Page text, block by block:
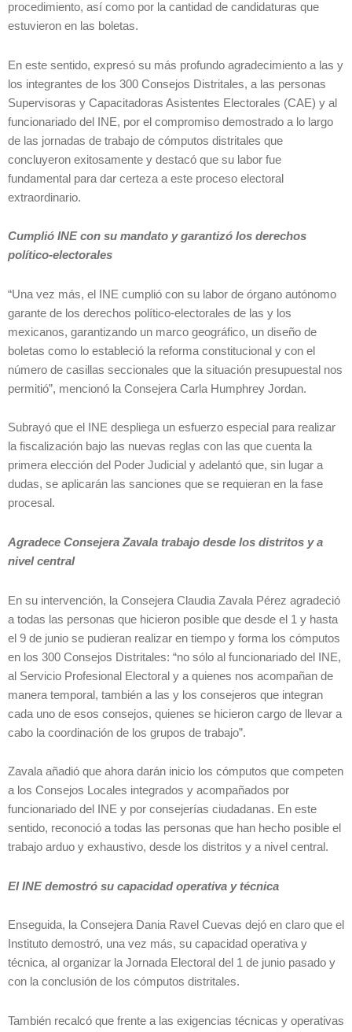
procedimiento, así como por la cantidad de candidaturas que
estuvieron en las boletas.
En este sentido, expresó su más profundo agradecimiento a las y
los integrantes de los 300 Consejos Distritales, a las personas
Supervisoras y Capacitadoras Asistentes Electorales (CAE) y al
funcionariado del INE, por el compromiso demostrado a lo largo
de las jornadas de trabajo de cómputos distritales que
concluyeron exitosamente y destacó que su labor fue
fundamental para dar certeza a este proceso electoral
extraordinario.
Cumplió INE con su mandato y garantizó los derechos
político-electorales
“Una vez más, el INE cumplió con su labor de órgano autónomo
garante de los derechos político-electorales de las y los
mexicanos, garantizando un marco geográfico, un diseño de
boletas como lo estableció la reforma constitucional y con el
número de casillas seccionales que la situación presupuestal nos
permitió”, mencionó la Consejera Carla Humphrey Jordan.
Subrayó que el INE despliega un esfuerzo especial para realizar
la fiscalización bajo las nuevas reglas con las que cuenta la
primera elección del Poder Judicial y adelantó que, sin lugar a
dudas, se aplicarán las sanciones que se requieran en la fase
procesal.
Agradece Consejera Zavala trabajo desde los distritos y a
nivel central
En su intervención, la Consejera Claudia Zavala Pérez agradeció
a todas las personas que hicieron posible que desde el 1 y hasta
el 9 de junio se pudieran realizar en tiempo y forma los cómputos
en los 300 Consejos Distritales: “no sólo al funcionariado del INE,
al Servicio Profesional Electoral y a quienes nos acompañan de
manera temporal, también a las y los consejeros que integran
cada uno de esos consejos, quienes se hicieron cargo de llevar a
cabo la coordinación de los grupos de trabajo”.
Zavala añadió que ahora darán inicio los cómputos que competen
a los Consejos Locales integrados y acompañados por
funcionariado del INE y por consejerías ciudadanas. En este
sentido, reconoció a todas las personas que han hecho posible el
trabajo arduo y exhaustivo, desde los distritos y a nivel central.
El INE demostró su capacidad operativa y técnica
Enseguida, la Consejera Dania Ravel Cuevas dejó en claro que el
Instituto demostró, una vez más, su capacidad operativa y
técnica, al organizar la Jornada Electoral del 1 de junio pasado y
con la conclusión de los cómputos distritales.
También recalcó que frente a las exigencias técnicas y operativas